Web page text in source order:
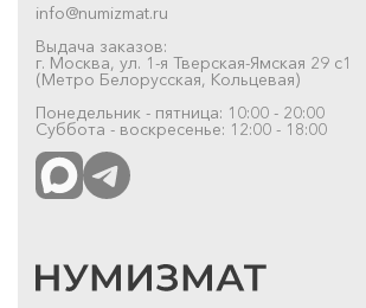
info@numizmat.ru
Выдача заказов:
г. Москва, ул. 1-я Тверская-Ямская 29 с1
(Метро Белорусская, Кольцевая)
Понедельник - пятница: 10:00 - 20:00
Суббота - воскресенье: 12:00 - 18:00